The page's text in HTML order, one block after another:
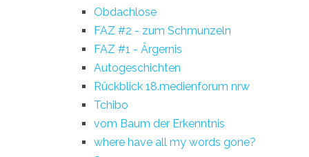
Obdachlose
FAZ #2 - zum Schmunzeln
FAZ #1 - Ärgernis
Autogeschichten
Rückblick 18.medienforum nrw
Tchibo
vom Baum der Erkenntnis
where have all my words gone?